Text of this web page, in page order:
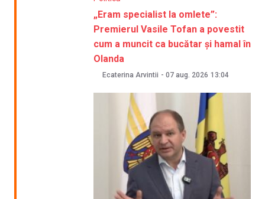
„Eram specialist la omlete”:
Premierul Vasile Tofan a povestit
cum a muncit ca bucătar și hamal în
Olanda
Ecaterina Arvintii - 07 aug. 2026 13:04